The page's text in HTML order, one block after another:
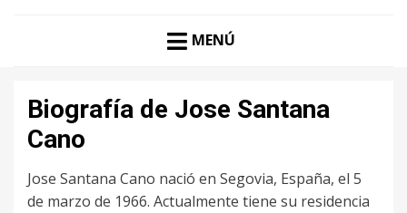
TODO BIOGRAFÍAS
MENÚ
Biografía de Jose Santana
Cano
Jose Santana Cano nació en Segovia, España, el 5
de marzo de 1966. Actualmente tiene su residencia